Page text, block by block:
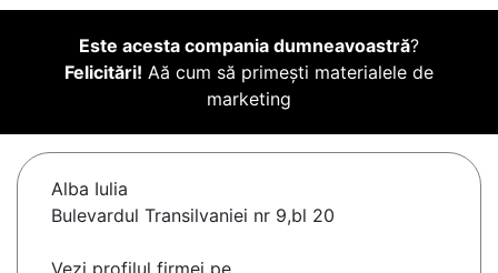
Este acesta compania dumneavoastră?
Felicitări! Aă cum să primești materialele de
marketing
Alba Iulia
Bulevardul Transilvaniei nr 9,bl 20